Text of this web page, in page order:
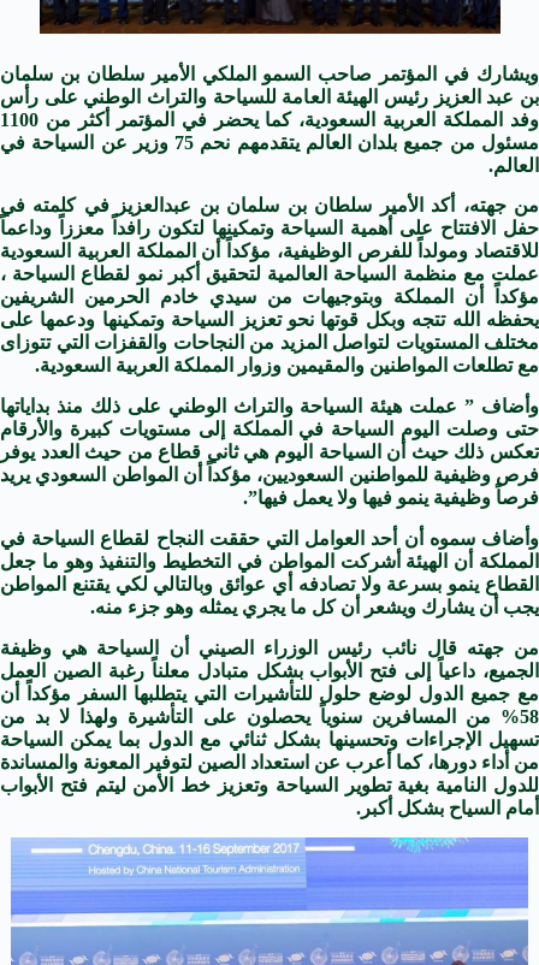
ويشارك في المؤتمر صاحب السمو الملكي الأمير سلطان بن سلمان
بن عبد العزيز رئيس الهيئة العامة للسياحة والتراث الوطني على رأس
وفد المملكة العربية السعودية، كما يحضر في المؤتمر أكثر من 1100
مسئول من جميع بلدان العالم يتقدمهم نحم 75 وزير عن السياحة في
العالم.
من جهته، أكد الأمير سلطان بن سلمان بن عبدالعزيز في كلمته في
حفل الافتتاح على أهمية السياحة وتمكينها لتكون رافداً معززاً وداعماً
للاقتصاد ومولداً للفرص الوظيفية، مؤكداً أن المملكة العربية السعودية
عملت مع منظمة السياحة العالمية لتحقيق أكبر نمو لقطاع السياحة ،
مؤكداً أن المملكة وبتوجيهات من سيدي خادم الحرمين الشريفين
يحفظه الله تتجه وبكل قوتها نحو تعزيز السياحة وتمكينها ودعمها على
مختلف المستويات لتواصل المزيد من النجاحات والقفزات التي تتوزاى
مع تطلعات المواطنين والمقيمين وزوار المملكة العربية السعودية.
وأضاف ” عملت هيئة السياحة والتراث الوطني على ذلك منذ بداياتها
حتى وصلت اليوم السياحة في المملكة إلى مستويات كبيرة والأرقام
تعكس ذلك حيث أن السياحة اليوم هي ثاني قطاع من حيث العدد يوفر
فرص وظيفية للمواطنين السعوديين، مؤكداً أن المواطن السعودي يريد
فرصاً وظيفية ينمو فيها ولا يعمل فيها”.
وأضاف سموه أن أحد العوامل التي حققت النجاح لقطاع السياحة في
المملكة أن الهيئة أشركت المواطن في التخطيط والتنفيذ وهو ما جعل
القطاع ينمو بسرعة ولا تصادفه أي عوائق وبالتالي لكي يقتنع المواطن
يجب أن يشارك ويشعر أن كل ما يجري يمثله وهو جزء منه.
من جهته قال نائب رئيس الوزراء الصيني أن السياحة هي وظيفة
الجميع، داعياً إلى فتح الأبواب بشكل متبادل معلناً رغبة الصين العمل
مع جميع الدول لوضع حلول للتأشيرات التي يتطلبها السفر مؤكداً أن
58% من المسافرين سنوياً يحصلون على التأشيرة ولهذا لا بد من
تسهيل الإجراءات وتحسينها بشكل ثنائي مع الدول بما يمكن السياحة
من أداء دورها، كما أعرب عن استعداد الصين لتوفير المعونة والمساندة
للدول النامية بغية تطوير السياحة وتعزيز خط الأمن ليتم فتح الأبواب
أمام السياح بشكل أكبر.